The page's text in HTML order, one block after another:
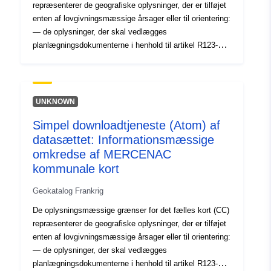
repræsenterer de geografiske oplysninger, der er tilføjet
enten af lovgivningsmæssige årsager eller til orientering:
— de oplysninger, der skal vedlægges
planlægningsdokumenterne i henhold til artikel R123-13
oplysningsmæssige grænser for kommunale kort
digitaliseres i overensstemmelse med CNIG's nationale
UNKNOWN
Simpel downloadtjeneste (Atom) af
datasættet: Informationsmæssige
omkredse af MERCENAC
kommunale kort
Geokatalog Frankrig
De oplysningsmæssige grænser for det fælles kort (CC)
repræsenterer de geografiske oplysninger, der er tilføjet
enten af lovgivningsmæssige årsager eller til orientering:
— de oplysninger, der skal vedlægges
planlægningsdokumenterne i henhold til artikel R123-13